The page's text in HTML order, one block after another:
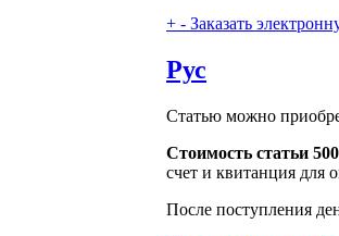
+ - Заказать
Рус
Статью можно
Стоимость статьи
счет и квитанция для
После поступления